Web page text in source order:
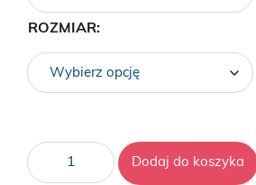
ROZMIAR:
ilość
Pinio
Dodaj do koszyka